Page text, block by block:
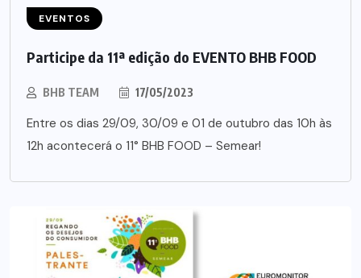
EVENTOS
Participe da 11ª edição do EVENTO BHB FOOD
BHB TEAM 17/05/2023
Entre os dias 29/09, 30/09 e 01 de outubro das 10h às
12h acontecerá o 11° BHB FOOD – Semear!